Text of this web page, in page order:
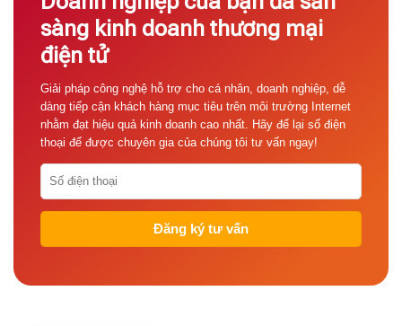
sàng kinh doanh thương mại
điện tử
Giải pháp công nghệ hỗ trợ cho cá nhân, doanh nghiệp, dễ
dàng tiếp cận khách hàng mục tiêu trên môi trường Internet
nhằm đạt hiệu quả kinh doanh cao nhất. Hãy để lại số điện
thoại để được chuyên gia của chúng tôi tư vấn ngay!